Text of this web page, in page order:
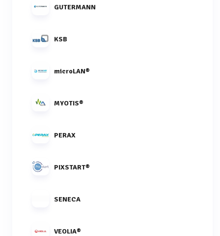
GUTERMANN
KSB
microLAN®
MYOTIS®
PERAX
PIXSTART®
SENECA
VEOLIA®